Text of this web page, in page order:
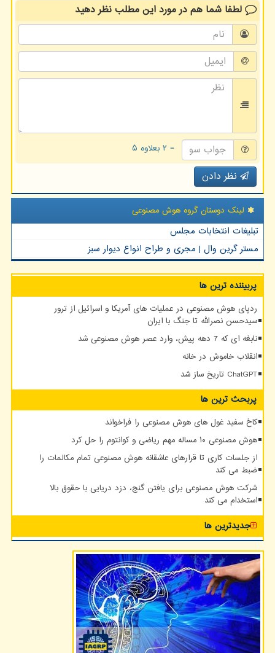
لطفا شما همدر مورد این مطلبنظر دهید
= ۲ بعلاوه ۵
نظر دادن
لینک دوستان گروه هوش مصنوعی
تبلیغات انتخابات مجلس
مستر گرین وال | مجری و طراح انواع دیوار سبز
پربیننده ترین ها
ردپای هوش مصنوعی در عملیات های آمریکا و اسرائیل از ترور
سیدحسن نصرالله تا جنگ با ایران
نابغه ای که 7 دهه پیش، وارد عصر هوش مصنوعی شد
انقلاب خاموش در خانه
ChatGPT تاریخ ساز شد
پربحث ترین ها
کاخ سفید غول های هوش مصنوعی را فراخواند
هوش مصنوعی ۱۰ مساله مهم ریاضی و کوانتوم را حل کرد
از جلسات کاری تا قرارهای عاشقانه هوش مصنوعی تمام مکالمات را
ضبط می کند
شرکت هوش مصنوعی برای یافتن گنج، دزد دریایی با حقوق بالا
استخدام می کند
جدیدترین ها